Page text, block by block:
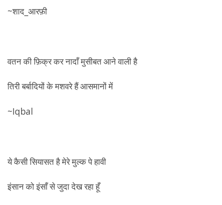
~शाद_आरफ़ी
वतन की फ़िक्र कर नादाँ मुसीबत आने वाली है
तिरी बर्बादियों के मशवरे हैं आसमानों में
~Iqbal
ये कैसी सियासत है मेरे मुल्क पे हावी
इंसान को इंसाँ से जुदा देख रहा हूँ